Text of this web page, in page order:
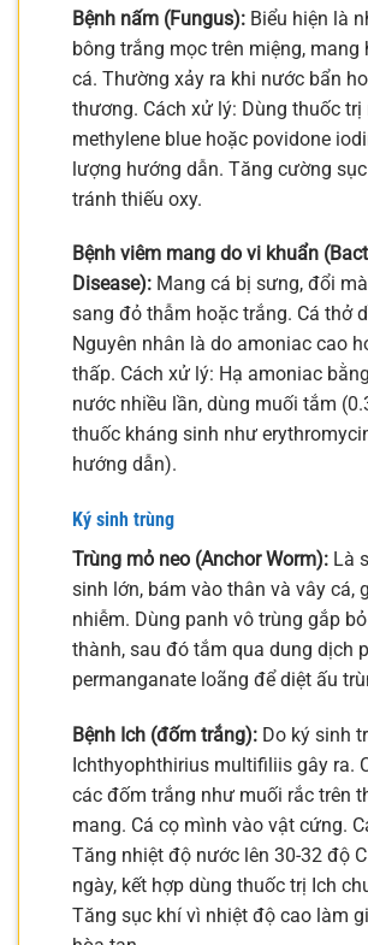
Bệnh nấm (Fungus): Biểu hiện là
bông trắng mọc trên miệng, mang
cá. Thường xảy ra khi nước bẩn
thương. Cách xử lý: Dùng thuốc
methylene blue hoặc povidone
lượng hướng dẫn. Tăng cường
tránh thiếu oxy.
Bệnh viêm mang do vi khuẩn
Disease): Mang cá bị sưng, đổi
sang đỏ thẫm hoặc trắng. Cá thở
Nguyên nhân là do amoniac cao
thấp. Cách xử lý: Hạ amoniac
nước nhiều lần, dùng muối tắm
thuốc kháng sinh như
hướng dẫn).
Ký sinh trùng
Trùng mỏ neo (Anchor Worm): Là
sinh lớn, bám vào thân và vây cá,
nhiễm. Dùng panh vô trùng gắp
thành, sau đó tắm qua dung dịch
permanganate loãng để diệt ấu
Bệnh Ich (đốm trắng): Do ký sinh
Ichthyophthirius multifiliis gây ra.
các đốm trắng như muối rắc trên
mang. Cá cọ mình vào vật cứng.
Tăng nhiệt độ nước lên 30-32 độ
ngày, kết hợp dùng thuốc trị Ich
Tăng sục khí vì nhiệt độ cao làm